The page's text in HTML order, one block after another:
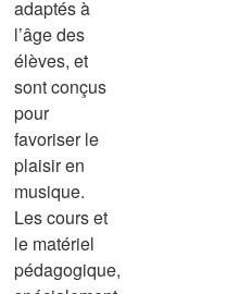
adaptés à
l’âge des
élèves, et
sont conçus
pour
favoriser le
plaisir en
musique.
Les cours et
le matériel
pédagogique,